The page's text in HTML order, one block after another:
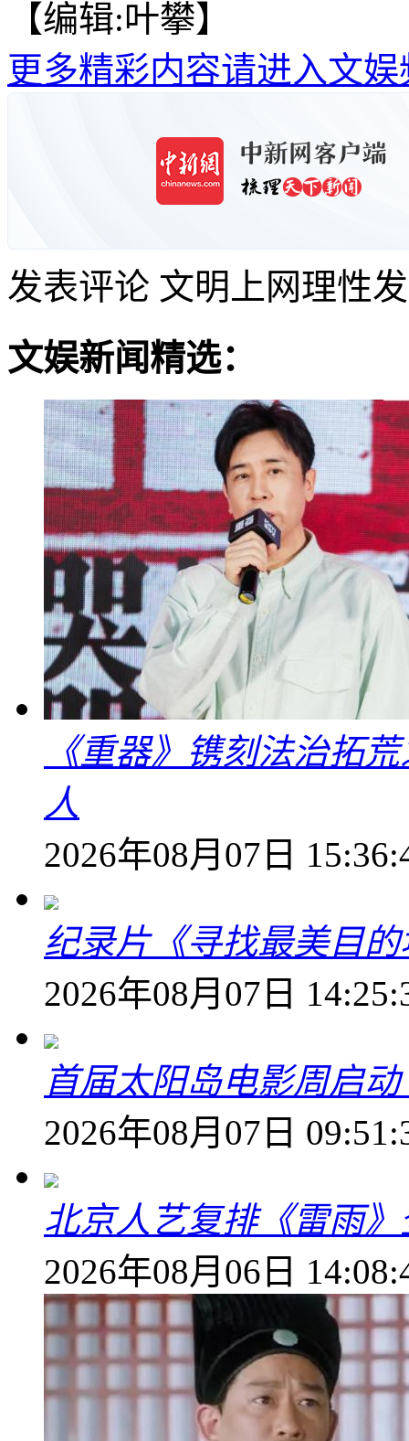
【编辑:叶攀】
更多精彩内容请进入文娱
发表评论 文明上网理性
文娱新闻精选：
《重器》镌刻法治拓
人
2026年08月07日
纪录片《寻找最美目
2026年08月07日
首届太阳岛电影周启
2026年08月07日
北京人艺复排《雷雨》
2026年08月06日